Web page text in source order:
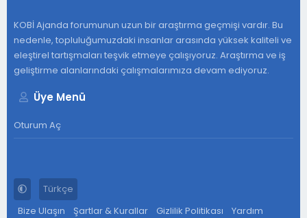
KOBİ Ajanda forumunun uzun bir araştırma geçmişi vardır. Bu
nedenle, topluluğumuzdaki insanlar arasında yüksek kaliteli ve
eleştirel tartışmaları teşvik etmeye çalışıyoruz. Araştırma ve iş
geliştirme alanlarındaki çalışmalarımıza devam ediyoruz.
Üye Menü
Oturum Aç
Türkçe
Bize Ulaşın
Şartlar & Kurallar Gizlilik Politikası
Yardım